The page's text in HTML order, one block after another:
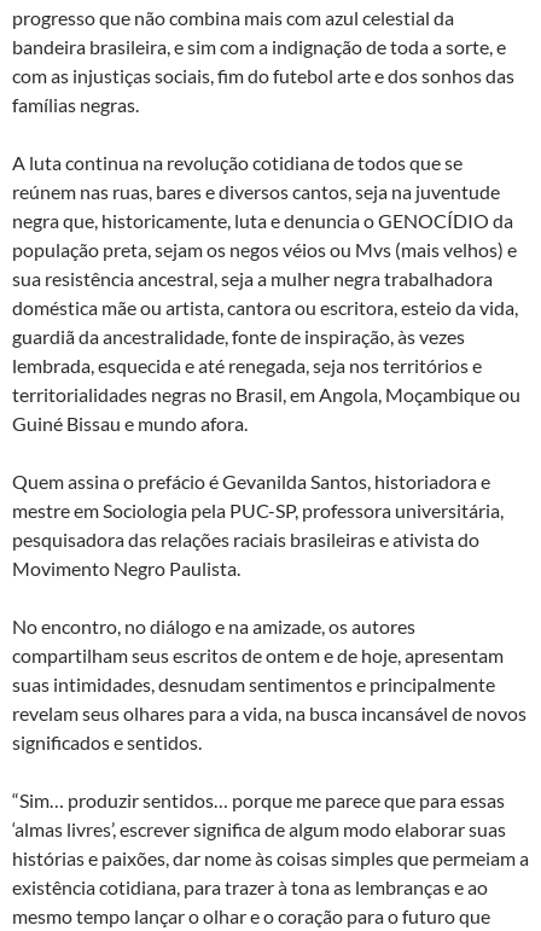
progresso que não combina mais com azul celestial da
bandeira brasileira, e sim com a indignação de toda a sorte, e
com as injustiças sociais, fim do futebol arte e dos sonhos das
famílias negras.
A luta continua na revolução cotidiana de todos que se
reúnem nas ruas, bares e diversos cantos, seja na juventude
negra que, historicamente, luta e denuncia o GENOCÍDIO da
população preta, sejam os negos véios ou Mvs (mais velhos) e
sua resistência ancestral, seja a mulher negra trabalhadora
doméstica mãe ou artista, cantora ou escritora, esteio da vida,
guardiã da ancestralidade, fonte de inspiração, às vezes
lembrada, esquecida e até renegada, seja nos territórios e
territorialidades negras no Brasil, em Angola, Moçambique ou
Guiné Bissau e mundo afora.
Quem assina o prefácio é Gevanilda Santos, historiadora e
mestre em Sociologia pela PUC-SP, professora universitária,
pesquisadora das relações raciais brasileiras e ativista do
Movimento Negro Paulista.
No encontro, no diálogo e na amizade, os autores
compartilham seus escritos de ontem e de hoje, apresentam
suas intimidades, desnudam sentimentos e principalmente
revelam seus olhares para a vida, na busca incansável de novos
significados e sentidos.
“Sim… produzir sentidos… porque me parece que para essas
‘almas livres’, escrever significa de algum modo elaborar suas
histórias e paixões, dar nome às coisas simples que permeiam a
existência cotidiana, para trazer à tona as lembranças e ao
mesmo tempo lançar o olhar e o coração para o futuro que